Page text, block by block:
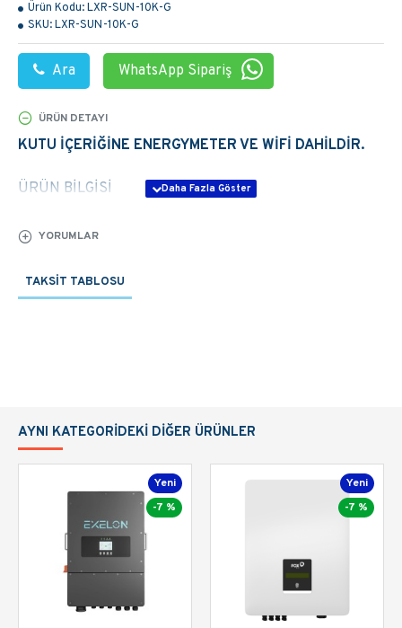
Ürün Kodu:LXR-SUN-10K-G
SKU:LXR-SUN-10K-G
Ara WhatsApp Sipariş
ÜRÜN DETAYI
KUTU İÇERİĞİNE ENERGYMETER VE WİFİ DAHİLDİR.
ÜRÜN BİLGİSİ
Max. DC Input Power (kW): 13
Start-up DC Input Voltage (V): 140
MPPT Operating Range (V): 120-850
DATASHEET
YORUMLAR
TAKSIT TABLOSU
AYNI KATEGORIDEKI DIĞER ÜRÜNLER
Yeni
-7 %
Yeni
-7 %